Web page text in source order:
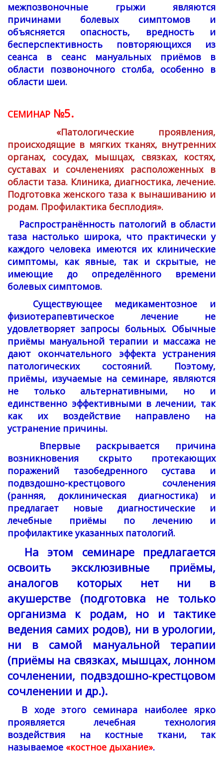
межпозвоночные грыжи являются
причинами болевых симптомов и
объясняется опасность, вредность и
бесперспективность повторяющихся из
сеанса в сеанс мануальных приёмов в
области позвоночного столба, особенно в
области шеи.
СЕМИНАР №5.
«Патологические проявления,
происходящие в мягких тканях, внутренних
органах, сосудах, мышцах, связках, костях,
суставах и сочленениях расположенных в
области таза. Клиника, диагностика, лечение.
Подготовка женского таза к вынашиванию и
родам. Профилактика бесплодия».
Распространённость патологий в области
таза настолько широка, что практически у
каждого человека имеются их клинические
симптомы, как явные, так и скрытые, не
имеющие до определённого времени
болевых симптомов.
Существующее медикаментозное и
физиотерапевтическое лечение не
удовлетворяет запросы больных. Обычные
приёмы мануальной терапии и массажа не
дают окончательного эффекта устранения
патологических состояний. Поэтому,
приёмы, изучаемые на семинаре, являются
не только альтернативными, но и
единственно эффективными в лечении, так
как их воздействие направлено на
устранение причины.
Впервые раскрывается причина
возникновения скрыто протекающих
поражений тазобедренного сустава и
подвздошно-крестцового сочленения
(ранняя, доклиническая диагностика) и
предлагает новые диагностические и
лечебные приёмы по лечению и
профилактике указанных патологий.
На этом семинаре предлагается
освоить эксклюзивные приёмы,
аналогов которых нет ни в
акушерстве (подготовка не только
организма к родам, но и тактике
ведения самих родов), ни в урологии,
ни в самой мануальной терапии
(приёмы на связках, мышцах, лонном
сочленении, подвздошно-крестцовом
сочленении и др.).
В ходе этого семинара наиболее ярко
проявляется лечебная технология
воздействия на костные ткани, так
называемое «костное дыхание».